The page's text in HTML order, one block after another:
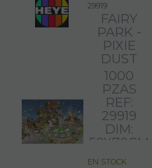
29919
FAIRY
PARK -
PIXIE
DUST
1000
PZAS
REF:
29919
DIM:
50X70CM
HEYE
EN STOCK